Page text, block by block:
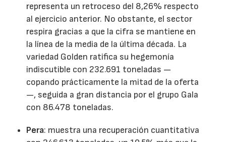
representa un retroceso del 8,26% respecto
al ejercicio anterior. No obstante, el sector
respira gracias a que la cifra se mantiene en
la línea de la media de la última década. La
variedad Golden ratifica su hegemonía
indiscutible con 232.691 toneladas —
copando prácticamente la mitad de la oferta
—, seguida a gran distancia por el grupo Gala
con 86.478 toneladas.
Pera: muestra una recuperación cuantitativa